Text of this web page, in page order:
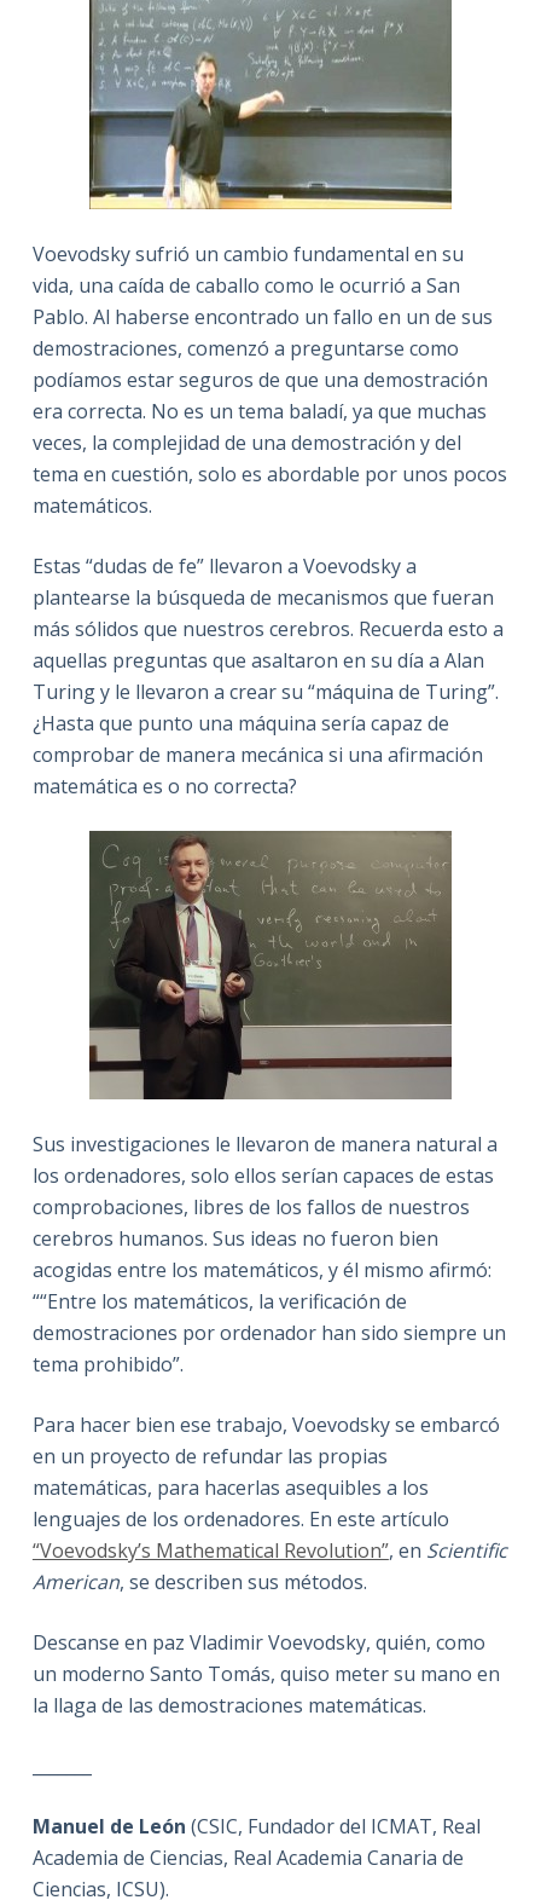
Voevodsky sufrió un cambio fundamental en su
vida, una caída de caballo como le ocurrió a San
Pablo. Al haberse encontrado un fallo en un de sus
demostraciones, comenzó a preguntarse como
podíamos estar seguros de que una demostración
era correcta. No es un tema baladí, ya que muchas
veces, la complejidad de una demostración y del
tema en cuestión, solo es abordable por unos pocos
matemáticos.
Estas “dudas de fe” llevaron a Voevodsky a
plantearse la búsqueda de mecanismos que fueran
más sólidos que nuestros cerebros. Recuerda esto a
aquellas preguntas que asaltaron en su día a Alan
Turing y le llevaron a crear su “máquina de Turing”.
¿Hasta que punto una máquina sería capaz de
comprobar de manera mecánica si una afirmación
matemática es o no correcta?
Sus investigaciones le llevaron de manera natural a
los ordenadores, solo ellos serían capaces de estas
comprobaciones, libres de los fallos de nuestros
cerebros humanos. Sus ideas no fueron bien
acogidas entre los matemáticos, y él mismo afirmó:
““Entre los matemáticos, la verificación de
demostraciones por ordenador han sido siempre un
tema prohibido”.
Para hacer bien ese trabajo, Voevodsky se embarcó
en un proyecto de refundar las propias
matemáticas, para hacerlas asequibles a los
lenguajes de los ordenadores. En este artículo
“Voevodsky’s Mathematical Revolution”, en Scientific
American, se describen sus métodos.
Descanse en paz Vladimir Voevodsky, quién, como
un moderno Santo Tomás, quiso meter su mano en
la llaga de las demostraciones matemáticas.
Manuel de León (CSIC, Fundador del ICMAT, Real
Academia de Ciencias, Real Academia Canaria de
Ciencias, ICSU).